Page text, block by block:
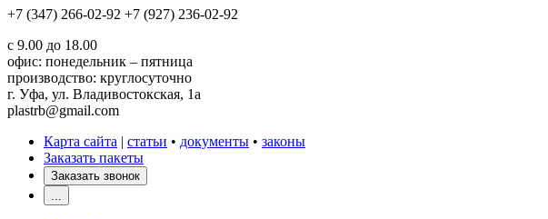
+7 (347) 266-02-92 +7 (927) 236-02-92
с 9.00 до 18.00
офис: понедельник – пятница
производство: круглосуточно
г. Уфа, ул. Владивостокская, 1а
plastrb@gmail.com
Карта сайта | статьи • документы • законы
Заказать пакеты
Заказать звонок
...